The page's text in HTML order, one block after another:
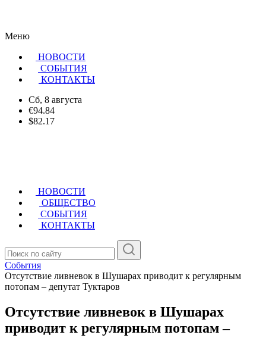
Меню
НОВОСТИ
CОБЫТИЯ
КОНТАКТЫ
Сб, 8 августа
€94.84
$82.17
НОВОСТИ
ОБЩЕСТВО
СОБЫТИЯ
КОНТАКТЫ
События
Отсутствие ливневок в Шушарах приводит к регулярным
потопам – депутат Туктаров
Отсутствие ливневок в Шушарах
приводит к регулярным потопам –